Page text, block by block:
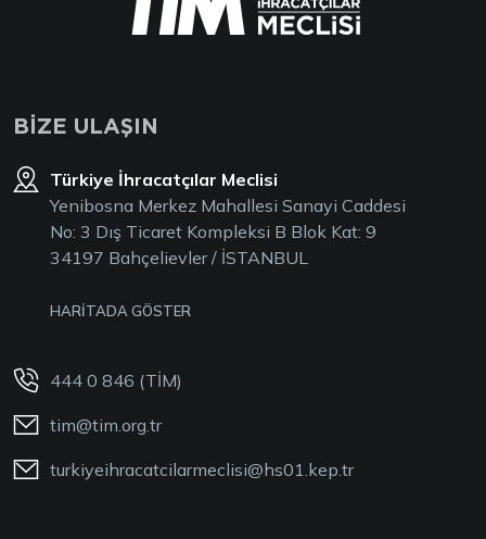
BİZE ULAŞIN
Türkiye İhracatçılar Meclisi
Yenibosna Merkez Mahallesi Sanayi Caddesi
No: 3 Dış Ticaret Kompleksi B Blok Kat: 9
34197 Bahçelievler / İSTANBUL
HARİTADA GÖSTER
444 0 846 (TİM)
tim@tim.org.tr
turkiyeihracatcilarmeclisi@hs01.kep.tr